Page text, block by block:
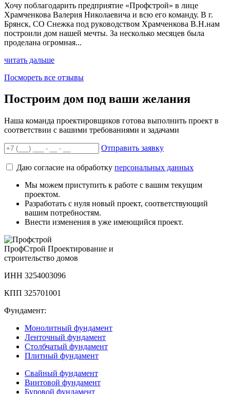
Хочу поблагодарить предприятие «Профстрой» в лице
Храмченкова Валерия Николаевича и всю его команду. В г.
Брянск, СО Снежка под руководством Храмченкова В.Н.нам
построили дом нашей мечты. За несколько месяцев была
проделана огромная...
читать дальше
Посмореть все отзывы
Построим дом под ваши желания
Наша команда проектировщиков готова выполнить проект в
соответствии с вашими требованиями и задачами
Отправить заявку
Даю согласие на обработку персональных данных
Мы можем приступить к работе с вашим текущим
проектом.
Разработать с нуля новый проект, соответствующий
вашим потребностям.
Внести изменения в уже имеющийся проект.
ПрофСтрой Проектирование и
строительство домов
ИНН 3254003096
КПП 325701001
Фундамент:
Монолитный фундамент
Ленточный фундамент
Столбчатый фундамент
Плитный фундамент
Свайный фундамент
Винтовой фундамент
Буровой фундамент